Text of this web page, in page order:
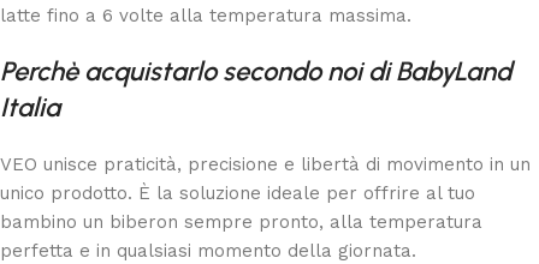
latte fino a 6 volte alla temperatura massima.
Perchè acquistarlo secondo noi di BabyLand
Italia
VEO unisce praticità, precisione e libertà di movimento in un
unico prodotto. È la soluzione ideale per offrire al tuo
bambino un biberon sempre pronto, alla temperatura
perfetta e in qualsiasi momento della giornata.